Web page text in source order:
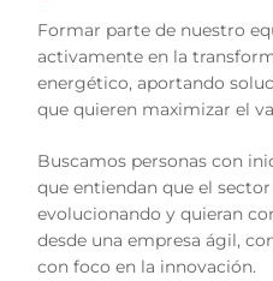
Formar parte de nuestro
activamente en la
energético, aportando
que quieren maximizar el
Buscamos personas con
que entiendan que el
evolucionando y quieran
desde una empresa ágil,
con foco en la innovación.